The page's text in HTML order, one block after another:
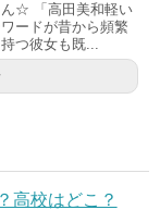
ん☆ 「高田美和軽い
ードが昔から頻繁
つ彼女も既...
高校はどこ？